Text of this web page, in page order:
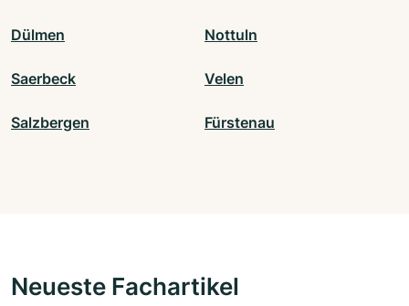
Dülmen Nottuln
Saerbeck Velen
Salzbergen Fürstenau
Neueste Fachartikel